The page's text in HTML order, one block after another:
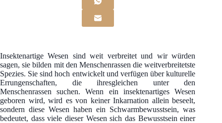
Insektenartige Wesen sind weit verbreitet und wir würden
sagen, sie bilden mit den Menschenrassen die weitverbreitetste
Spezies. Sie sind hoch entwickelt und verfügen über kulturelle
Errungenschaften, die ihresgleichen unter den
Menschenrassen suchen. Wenn ein insektenartiges Wesen
geboren wird, wird es von keiner Inkarnation allein beseelt,
sondern diese Wesen haben ein Schwarmbewusstsein, was
bedeutet, dass viele dieser Wesen sich das Bewusstsein einer